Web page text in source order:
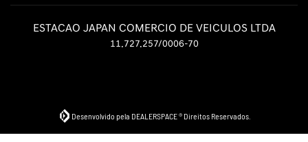
ESTACAO JAPAN COMERCIO DE VEICULOS LTDA
11.727.257/0006-70
Desenvolvido pela DEALERSPACE ® Direitos Reservados.